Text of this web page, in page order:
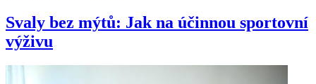
Svaly bez mýtů: Jak na účinnou sportovní
výživu